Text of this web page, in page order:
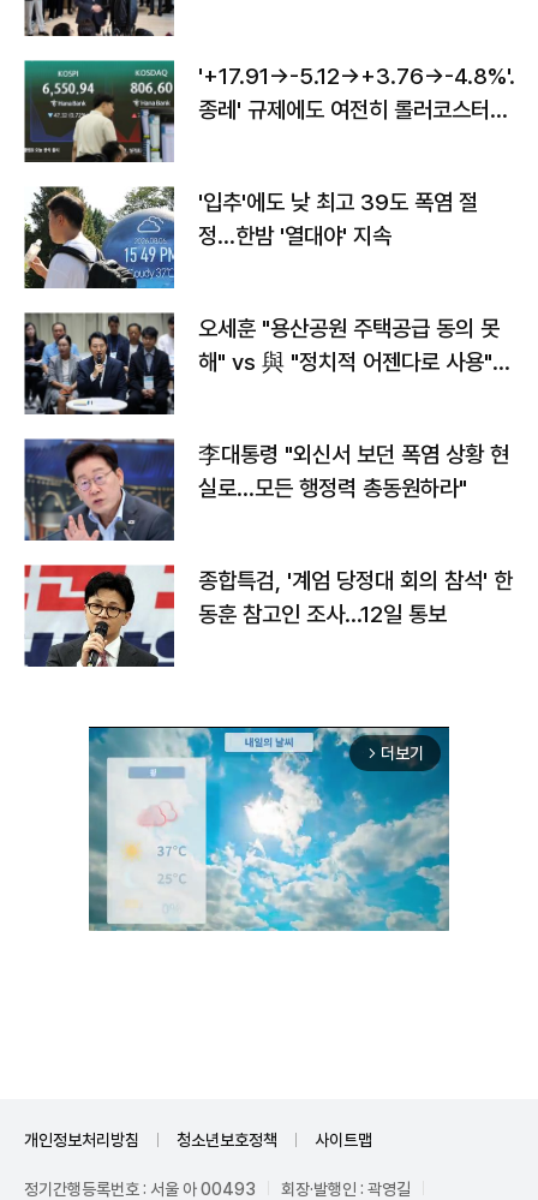
'+17.91→-5.12→+3.76→-4.8%'…'
종레' 규제에도 여전히 롤러코스터
'입추'에도 낮 최고 39도 폭염 절
정…한밤 '열대야' 지속
오세훈 "용산공원 주택공급 동의 못
해" vs 與 "정치적 어젠다로 사용"
李대통령 "외신서 보던 폭염 상황 현
실로…모든 행정력 총동원하라"
종합특검, '계엄 당정대 회의 참석' 한
동훈 참고인 조사...12일 통보
arrow_forward_ios 더보기
개인정보처리방침 청소년보호정책 사이트맵
정기간행등록번호 : 서울 아 00493 회장·발행인 : 곽영길